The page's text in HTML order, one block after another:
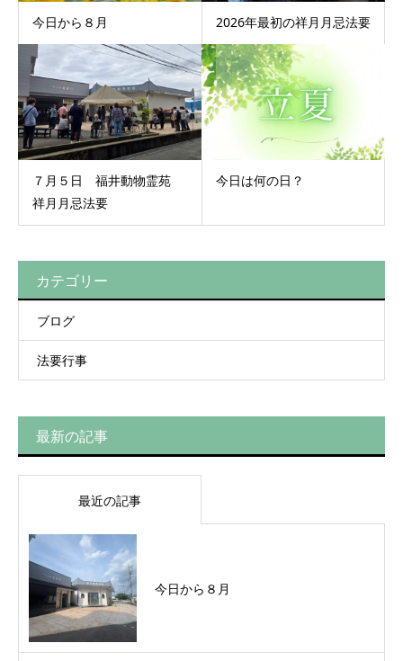
今日から８月 2026年最初の祥月月忌法要
７月５日 福井動物霊苑
祥月月忌法要
今日は何の日？
カテゴリー
ブログ
法要行事
最新の記事
最近の記事
今日から８月